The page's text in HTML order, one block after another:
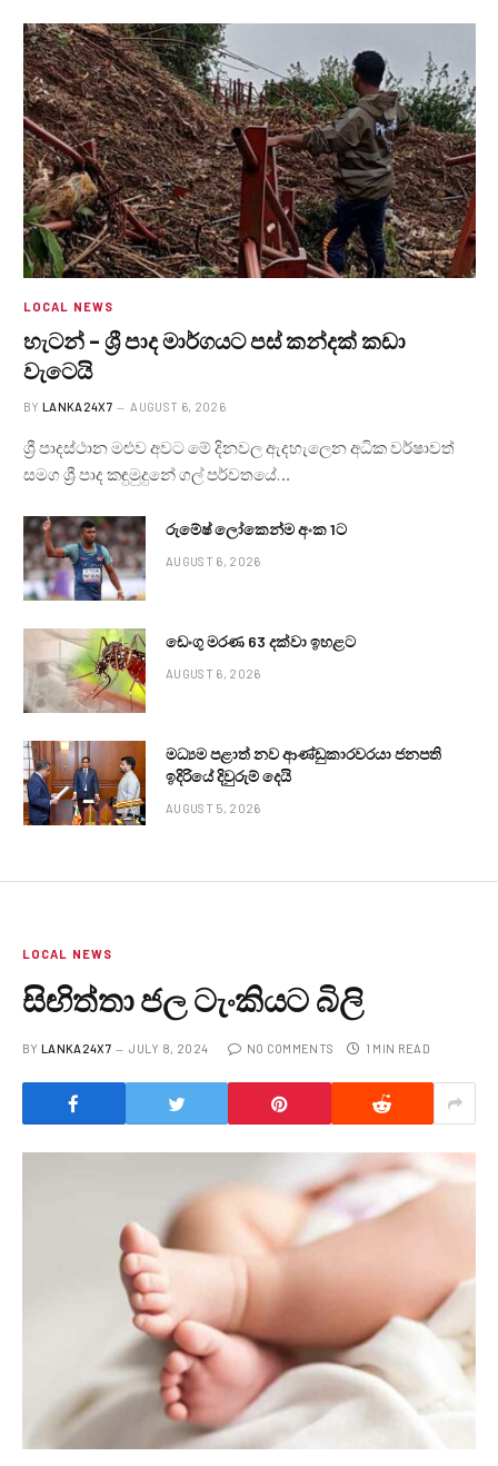
LOCAL NEWS
හැටන් – ශ්‍රී පාද මාර්ගයට පස් කන්දක් කඩා
වැටෙයි
BY LANKA24X7 AUGUST 6, 2026
ශ්‍රී පාදස්ථාන මළුව අවට මේ දිනවල ඇදහැලෙන අධික වර්ෂාවත්
සමග ශ්‍රී පාද කඳුමුදුනේ ගල් පර්වතයේ…
රුමේෂ් ලෝකෙන්ම අංක 1ට
AUGUST 6, 2026
ඩෙංගු මරණ 63 දක්වා ඉහළට
AUGUST 6, 2026
මධ්‍යම පළාත් නව ආණ්ඩුකාරවරයා ජනපති
ඉදිරියේ දිවුරුම් දෙයි
AUGUST 5, 2026
LOCAL NEWS
සිඟිත්තා ජල ටැංකියට බිලි
BY LANKA24X7 JULY 8, 2024 NO COMMENTS 1 MIN READ